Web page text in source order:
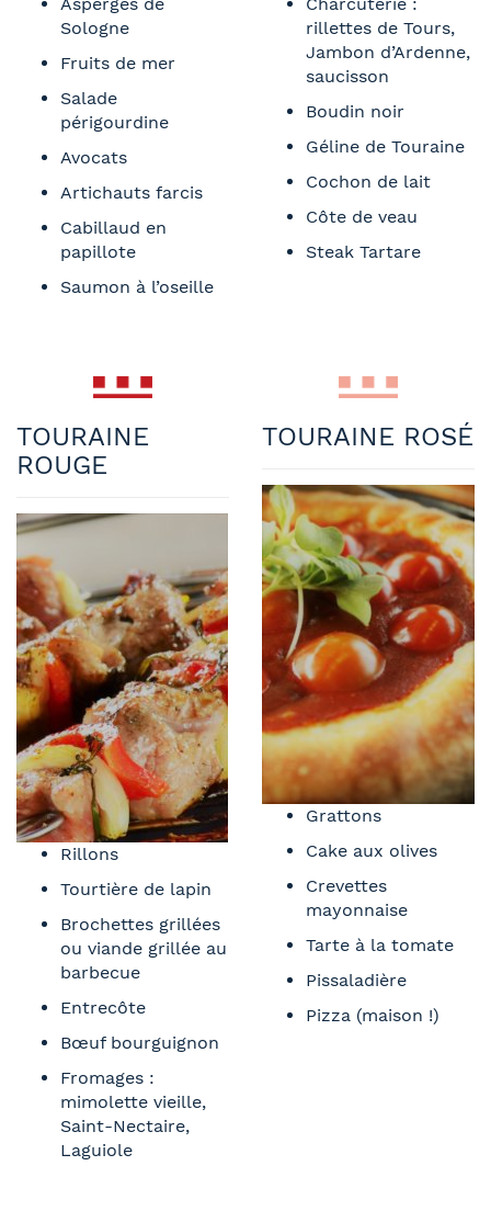
Sologne
Fruits de mer
Salade
périgourdine
Avocats
Artichauts farcis
Cabillaud en
papillote
Saumon à l’oseille
rillettes de Tours,
Jambon d’Ardenne,
saucisson
Boudin noir
Géline de Touraine
Cochon de lait
Côte de veau
Steak Tartare
TOURAINE
ROUGE
Rillons
Tourtière de lapin
Brochettes grillées
ou viande grillée au
barbecue
Entrecôte
Bœuf bourguignon
Fromages :
mimolette vieille,
Saint-Nectaire,
Laguiole
TOURAINE ROSÉ
Grattons
Cake aux olives
Crevettes
mayonnaise
Tarte à la tomate
Pissaladière
Pizza (maison !)